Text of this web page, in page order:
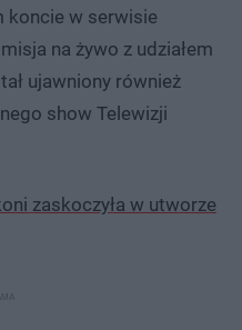
koncie w serwisie
na żywo z udziałem
ujawniony również
show Telewizji
zaskoczyła w utworze